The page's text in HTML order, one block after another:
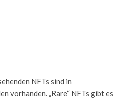
NFTs sind in
vorhanden. „Rare“ NFTs gibt es